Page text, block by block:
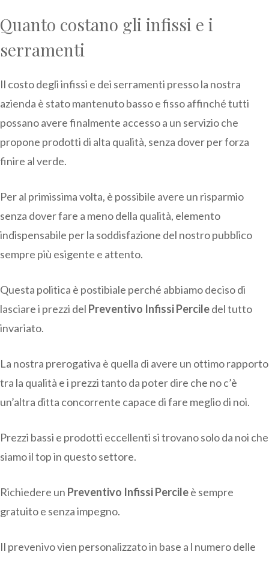
Quanto costano gli infissi e i
serramenti
Il costo degli infissi e dei serramenti presso la nostra
azienda è stato mantenuto basso e fisso affinché tutti
possano avere finalmente accesso a un servizio che
propone prodotti di alta qualità, senza dover per forza
finire al verde.
Per al primissima volta, è possibile avere un risparmio
senza dover fare a meno della qualità, elemento
indispensabile per la soddisfazione del nostro pubblico
sempre più esigente e attento.
Questa politica è postibiale perché abbiamo deciso di
lasciare i prezzi del Preventivo Infissi Perciledel tutto
invariato.
La nostra prerogativa è quella di avere un ottimo rapporto
tra la qualità e i prezzi tanto da poter dire che no c’è
un’altra ditta concorrente capace di fare meglio di noi.
Prezzi bassi e prodotti eccellenti si trovano solo da noi che
siamo il top in questo settore.
Richiedere un Preventivo Infissi Percileè sempre
gratuito e senza impegno.
Il prevenivo vien personalizzato in base a l numero delle